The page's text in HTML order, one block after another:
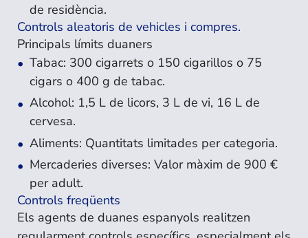
de residència.
Controls aleatoris de vehicles i compres.
Principals límits duaners
Tabac: 300 cigarrets o 150 cigarillos o 75
cigars o 400 g de tabac.
Alcohol: 1,5 L de licors, 3 L de vi, 16 L de
cervesa.
Aliments: Quantitats limitades per categoria.
Mercaderies diverses: Valor màxim de 900 €
per adult.
Controls freqüents
Els agents de duanes espanyols realitzen